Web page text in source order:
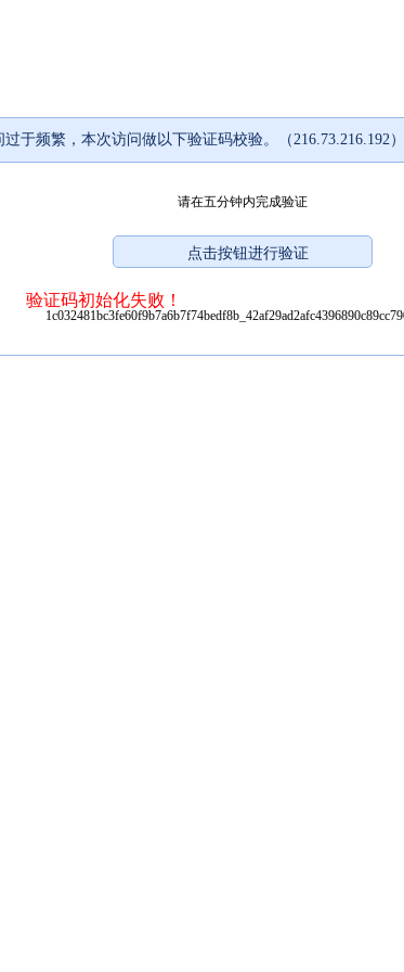
过于频繁，本次访问做以下验证码校验。（216.73.216.192）
请在五分钟内完成验证
验证码初始化失败！